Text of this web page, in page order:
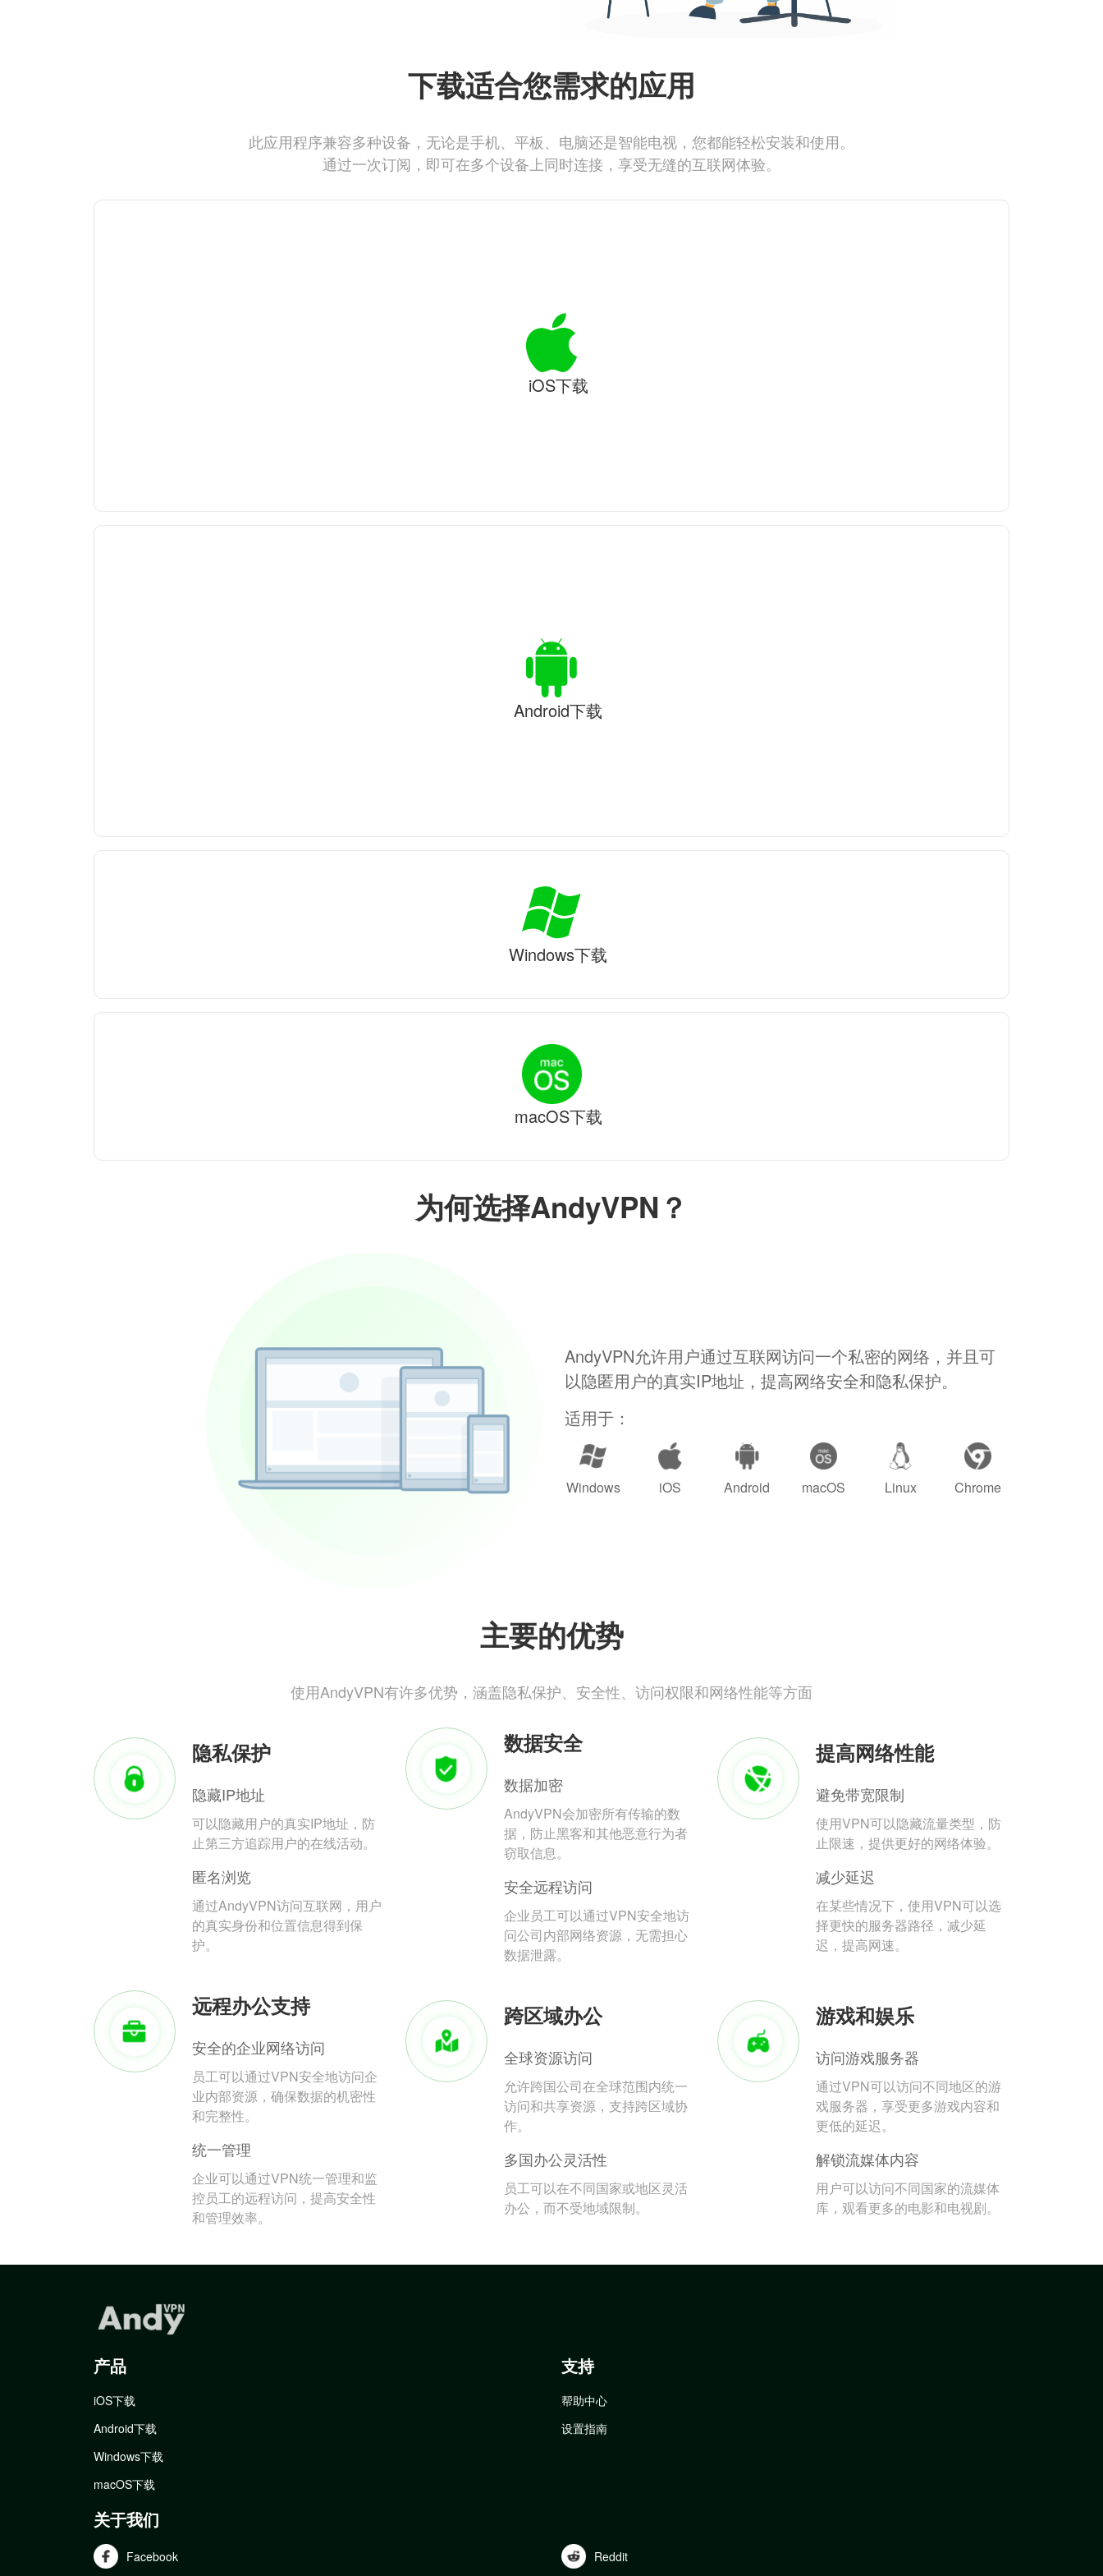
为何选择AndyVPN？
AndyVPN允许用户通过互联网访问一个私密的网络，并且可
以隐匿用户的真实IP地址，提高网络安全和隐私保护。
适用于：
Windows iOS Android macOS Linux Chrome
主要的优势
使用AndyVPN有许多优势，涵盖隐私保护、安全性、访问权限和网络性能等方面
隐私保护
隐藏IP地址
可以隐藏用户的真实IP地址，防
止第三方追踪用户的在线活动。
匿名浏览
通过AndyVPN访问互联网，用户
的真实身份和位置信息得到保
护。
数据安全
数据加密
AndyVPN会加密所有传输的数
据，防止黑客和其他恶意行为者
窃取信息。
安全远程访问
企业员工可以通过VPN安全地访
问公司内部网络资源，无需担心
数据泄露。
提高网络性能
避免带宽限制
使用VPN可以隐藏流量类型，防
止限速，提供更好的网络体验。
减少延迟
在某些情况下，使用VPN可以选
择更快的服务器路径，减少延
迟，提高网速。
远程办公支持
安全的企业网络访问
员工可以通过VPN安全地访问企
业内部资源，确保数据的机密性
和完整性。
统一管理
企业可以通过VPN统一管理和监
控员工的远程访问，提高安全性
和管理效率。
跨区域办公
全球资源访问
允许跨国公司在全球范围内统一
访问和共享资源，支持跨区域协
作。
多国办公灵活性
员工可以在不同国家或地区灵活
办公，而不受地域限制。
游戏和娱乐
访问游戏服务器
通过VPN可以访问不同地区的游
戏服务器，享受更多游戏内容和
更低的延迟。
解锁流媒体内容
用户可以访问不同国家的流媒体
库，观看更多的电影和电视剧。
下载适合您需求的应用
此应用程序兼容多种设备，无论是手机、平板、电脑还是智能电视，您都能轻松安装和使用。
通过一次订阅，即可在多个设备上同时连接，享受无缝的互联网体验。
iOS下载
Android下载
Windows下载
macOS下载
产品
iOS下载
Android下载
Windows下载
macOS下载
支持
帮助中心
设置指南
关于我们
Facebook Reddit